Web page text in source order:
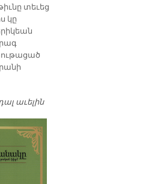
տեւեց
կը
աւելինՊոլիս այցելութեան